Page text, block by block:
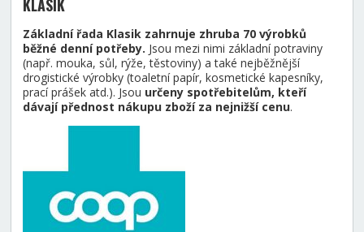
KLASIK
Základní řada Klasik zahrnuje zhruba 70 výrobků
běžné denní potřeby. Jsou mezi nimi základní potraviny
(např. mouka, sůl, rýže, těstoviny) a také nejběžnější
drogistické výrobky (toaletní papír, kosmetické kapesníky,
prací prášek atd.). Jsou určeny spotřebitelům, kteří
dávají přednost nákupu zboží za nejnižší cenu.